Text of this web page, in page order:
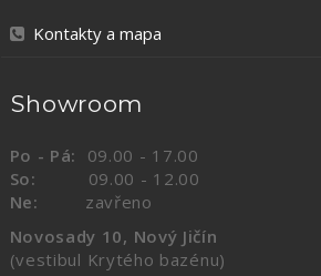
Kontakty a mapa
Showroom
Po - Pá:
09.00 - 17.00
So: 09.00 - 12.00
Ne: zavřeno
Novosady 10, Nový Jičín
(vestibul Krytého bazénu)